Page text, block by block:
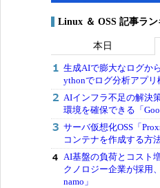
Linux ＆ OSS 記事ラン
本日
生成AIで膨大なログか
ythonでログ分析アプリ
AIインフラ不足の解決
環境を確保できる「
サーバ仮想化OSS「
コンテナを作成する方
AI基盤の負荷とコスト
クノロジー企業が採用
namo」